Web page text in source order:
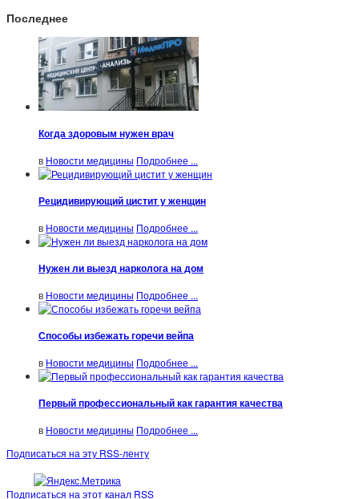
Последнее
Когда здоровым нужен врач
в Новости медицины Подробнее ...
Рецидивирующий цистит у женщин
в Новости медицины Подробнее ...
Нужен ли выезд нарколога на дом
в Новости медицины Подробнее ...
Способы избежать горечи вейпа
в Новости медицины Подробнее ...
Первый профессиональный как гарантия качества
в Новости медицины Подробнее ...
Подписаться на эту RSS-ленту
Подписаться на этот канал RSS